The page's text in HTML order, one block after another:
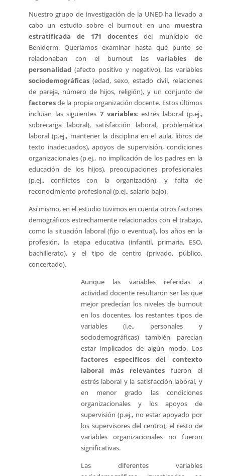
Nuestro grupo de investigación de la UNED ha llevado a
cabo un estudio sobre el burnout en una muestra
estratificada de 171 docentes del municipio de
Benidorm. Queríamos examinar hasta qué punto se
relacionaban con el burnout las variables
de
personalidad(afecto positivo y negativo), las variables
sociodemográficas(edad, sexo, estado civil, relaciones
de pareja, número de hijos, religión), y un conjunto de
factoresde la propia organización docente. Estos últimos
incluían las siguientes 7 variables: estrés laboral (p.ej.,
sobrecarga laboral), satisfacción laboral, problemática
laboral (p.ej., mantener la disciplina en el aula, libros de
texto inadecuados), apoyos de supervisión, condiciones
organizacionales (p.ej., no implicación de los padres en la
educación de los hijos), preocupaciones profesionales
(p.ej., conflictos con la organización), y falta de
reconocimiento profesional (p.ej., salario bajo).
Así mismo, en el estudio tuvimos en cuenta otros factores
demográficos estrechamente relacionados con el trabajo,
como la situación laboral (fijo o eventual), los años en la
profesión, la etapa educativa (infantil, primaria, ESO,
bachillerato), y el tipo de centro (privado, público,
concertado).
Aunque las variables referidas a
actividad docente resultaron ser las que
mejor predecían los niveles de burnout
en los docentes, los restantes tipos de
variables (i.e., personales y
sociodemográficas) también parecían
estar implicados de algún modo. Los
factores específicos del contexto
laboral más relevantesfueron el
estrés laboral y la satisfacción laboral, y
en menor grado las condiciones
organizacionales y los apoyos de
supervisión (p.ej., no estar apoyado por
los supervisores del centro); el resto de
variables organizacionales no fueron
significativas.
Las diferentes variables